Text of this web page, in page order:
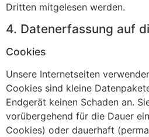
Dritten mitgelesen werden.
4. Datenerfassung auf
Cookies
Unsere Internetseiten
Cookies sind kleine
Endgerät keinen Schaden an.
vorübergehend für die Dauer
Cookies) oder dauerhaft